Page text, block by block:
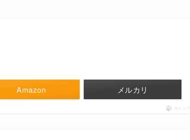
Amazon メルカリ
ポチップ